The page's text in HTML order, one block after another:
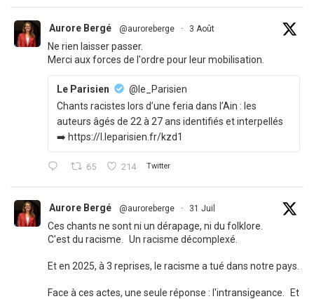
Aurore Bergé @auroreberge · 3 Août
Ne rien laisser passer.
Merci aux forces de l'ordre pour leur mobilisation.
Le Parisien
@le_Parisien
Chants racistes lors d’une feria dans l’Ain : les
auteurs âgés de 22 à 27 ans identifiés et interpellés
➡️ https://l.leparisien.fr/kzd1
65 214 Twitter
Aurore Bergé @auroreberge · 31 Juil
Ces chants ne sont ni un dérapage, ni du folklore.
C'est du racisme. Un racisme décomplexé.
Et en 2025, à 3 reprises, le racisme a tué dans notre pays.
Face à ces actes, une seule réponse : l'intransigeance. Et